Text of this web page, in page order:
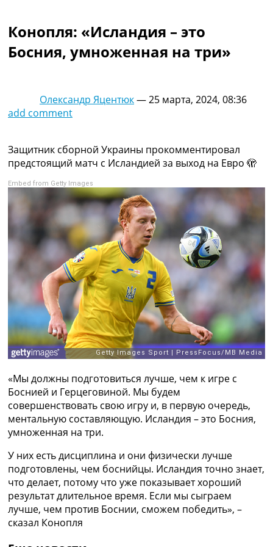
Чемпионат Мира
Украина. Премьер-Лига
Украина. Первая Лига
Испания. Ла Лига
Другие Турниры >>>
Таблицы групп Чемпионата Мира
Украина. Премьер-Лига
Украина. Первая Лига
Лига Чемпионов. Таблицы групп
Англия. Премьер-Лига
Испания. Ла Лига
Все таблицы >>>
Рейтинги
Рейтинг стран УЕФА
Рейтинг клубов УЕФА
Рейтинг ФИФА
ТВ программа
UA
Categories
Главная
Новости футбола
Видео
Трансферы
Новости футбола Украины
Последние комментарии
Конкурс прогнозов
Логин
Рейтинги
Правила
Коллективный прогноз
Турниры
Чемпионат Мира
Конопля: «Исландия – это
Босния, умноженная на три»
Олександр Яцентюк—25 марта, 2024, 08:36
add comment
Защитник сборной Украины прокомментировал
предстоящий матч с Исландией за выход на Евро 🫣
Embed from Getty Images
«Мы должны подготовиться лучше, чем к игре с
Боснией и Герцеговиной. Мы будем
совершенствовать свою игру и, в первую очередь,
ментальную составляющую. Исландия – это Босния,
умноженная на три.
У них есть дисциплина и они физически лучше
подготовлены, чем боснийцы. Исландия точно знает,
что делает, потому что уже показывает хороший
результат длительное время. Если мы сыграем
лучше, чем против Боснии, сможем победить», –
сказал Конопля